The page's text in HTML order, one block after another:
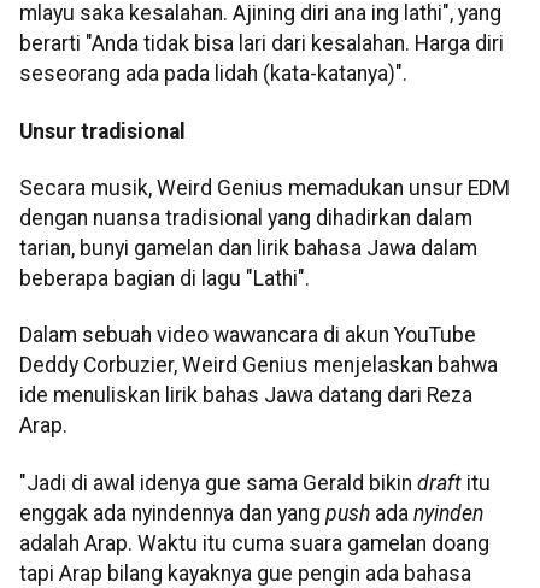
mlayu saka kesalahan. Ajining diri ana ing lathi", yang
berarti "Anda tidak bisa lari dari kesalahan. Harga diri
seseorang ada pada lidah (kata-katanya)".
Unsur tradisional
Secara musik, Weird Genius memadukan unsur EDM
dengan nuansa tradisional yang dihadirkan dalam
tarian, bunyi gamelan dan lirik bahasa Jawa dalam
beberapa bagian di lagu "Lathi".
Dalam sebuah video wawancara di akun YouTube
Deddy Corbuzier, Weird Genius menjelaskan bahwa
ide menuliskan lirik bahas Jawa datang dari Reza
Arap.
"Jadi di awal idenya gue sama Gerald bikin draft itu
enggak ada nyindennya dan yang push ada nyinden
adalah Arap. Waktu itu cuma suara gamelan doang
tapi Arap bilang kayaknya gue pengin ada bahasa